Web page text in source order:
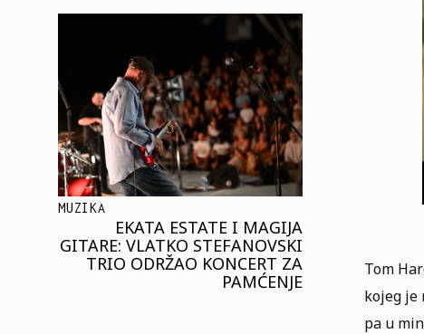
MUZIKA
EKATA ESTATE I MAGIJA
GITARE: VLATKO STEFANOVSKI
TRIO ODRŽAO KONCERT ZA
PAMĆENJE
Tom
kojeg je
pa u